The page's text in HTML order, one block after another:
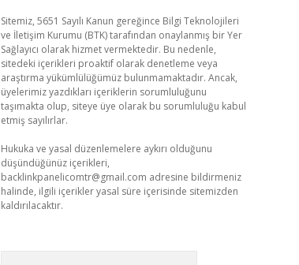
Sitemiz, 5651 Sayılı Kanun gereğince Bilgi Teknolojileri
ve İletişim Kurumu (BTK) tarafından onaylanmış bir Yer
Sağlayıcı olarak hizmet vermektedir. Bu nedenle,
sitedeki içerikleri proaktif olarak denetleme veya
araştırma yükümlülüğümüz bulunmamaktadır. Ancak,
üyelerimiz yazdıkları içeriklerin sorumluluğunu
taşımakta olup, siteye üye olarak bu sorumluluğu kabul
etmiş sayılırlar.
Hukuka ve yasal düzenlemelere aykırı olduğunu
düşündüğünüz içerikleri,
backlinkpanelicomtr@gmail.com adresine bildirmeniz
halinde, ilgili içerikler yasal süre içerisinde sitemizden
kaldırılacaktır.